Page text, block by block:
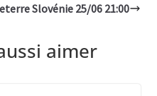
Slovénie 25/06 21:00
aimer